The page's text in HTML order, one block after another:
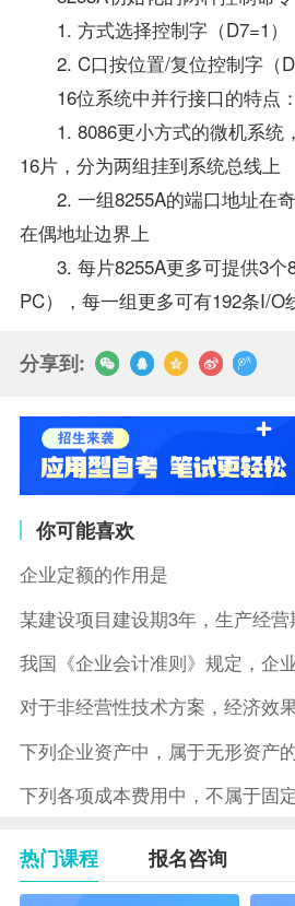
1. 方式选择控制字（D7=1）
2. C口按位置/复位控制字（
16位系统中并行接口的特点：
1. 8086更小方式的微机系统
16片，分为两组挂到系统总线上
2. 一组8255A的端口地址在奇
在偶地址边界上
3. 每片8255A更多可提供3个8
PC），每一组更多可有192条I/O
分享到:
你可能喜欢
企业定额的作用是
下列企业资产中，属于无形资
下列各项成本费用中，不属于固
热门课程 报名咨询